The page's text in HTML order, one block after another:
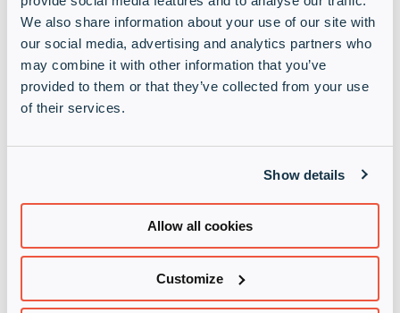
We also share information about your use of our site with
our social media, advertising and analytics partners who
may combine it with other information that you’ve
provided to them or that they’ve collected from your use
of their services.
Show details
Allow all cookies
Customize
Nieuwjaarsborrel & Ivanti nieuwjaarsduik Sinds
1960 worden er in Nederland
nieuwjaarsduiken georganiseerd. Voor velen
symboliseert de nieuwjaarsduik een frisse
start…
Events
wat betekent dat voor uw
organisatie?
22 mei 2025 • 3:00 pm - 4:00 pm